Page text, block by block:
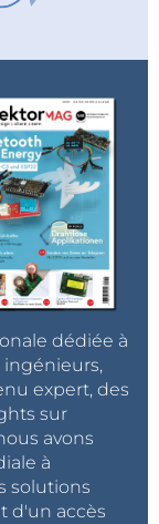
dédiée à
ingénieurs,
expert, des
sur
avons
à
solutions
d'un accès